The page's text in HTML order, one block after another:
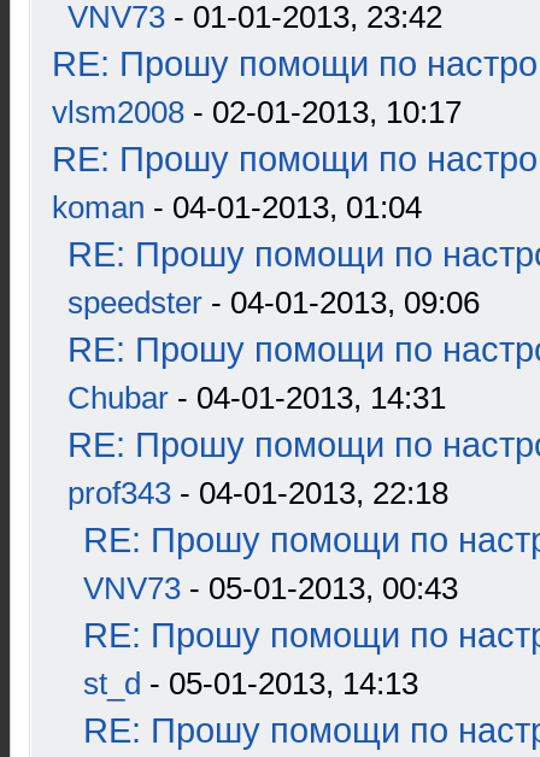
VNV73 - 01-01-2013, 23:42
RE: Прошу помощи по
vlsm2008 - 02-01-2013, 10:17
RE: Прошу помощи по
koman - 04-01-2013, 01:04
RE: Прошу помощи по
speedster - 04-01-2013, 09:06
RE: Прошу помощи по
Chubar - 04-01-2013, 14:31
RE: Прошу помощи по
prof343 - 04-01-2013, 22:18
RE: Прошу помощи по
VNV73 - 05-01-2013, 00:43
RE: Прошу помощи по
st_d - 05-01-2013, 14:13
RE: Прошу помощи по